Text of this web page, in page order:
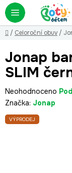
Přejít
na
obsah
Domů
/ Celoroční obuv /
Jonap
SLIM
Průměrné
hodnocení
produktu
je
Neohodnoceno
Značka: Jonap
VÝPRODEJ